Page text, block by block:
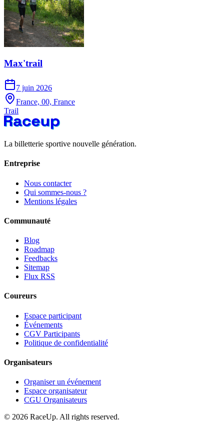
Max'trail
7 juin 2026
France, 00, France
Trail
La billetterie sportive nouvelle génération.
Entreprise
Nous contacter
Qui sommes-nous ?
Mentions légales
Communauté
Blog
Roadmap
Feedbacks
Sitemap
Flux RSS
Coureurs
Espace participant
Événements
CGV Participants
Politique de confidentialité
Organisateurs
Organiser un événement
Espace organisateur
CGU Organisateurs
© 2026 RaceUp. All rights reserved.